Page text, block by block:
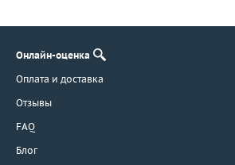
Онлайн-оценка
Оплата и доставка
Отзывы
FAQ
Блог